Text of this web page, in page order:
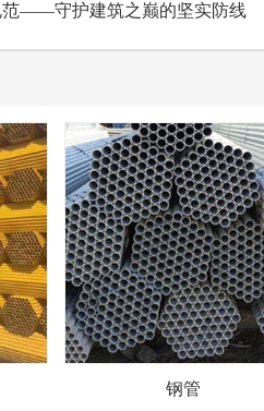
范——守护建筑之巅的坚实防线
钢管